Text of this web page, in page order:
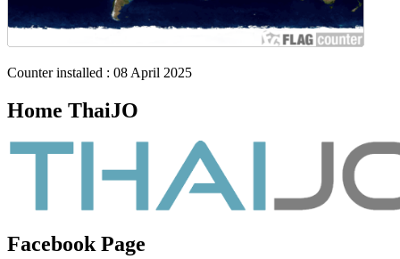
Counter installed : 08 April 2025
Home ThaiJO
Facebook Page